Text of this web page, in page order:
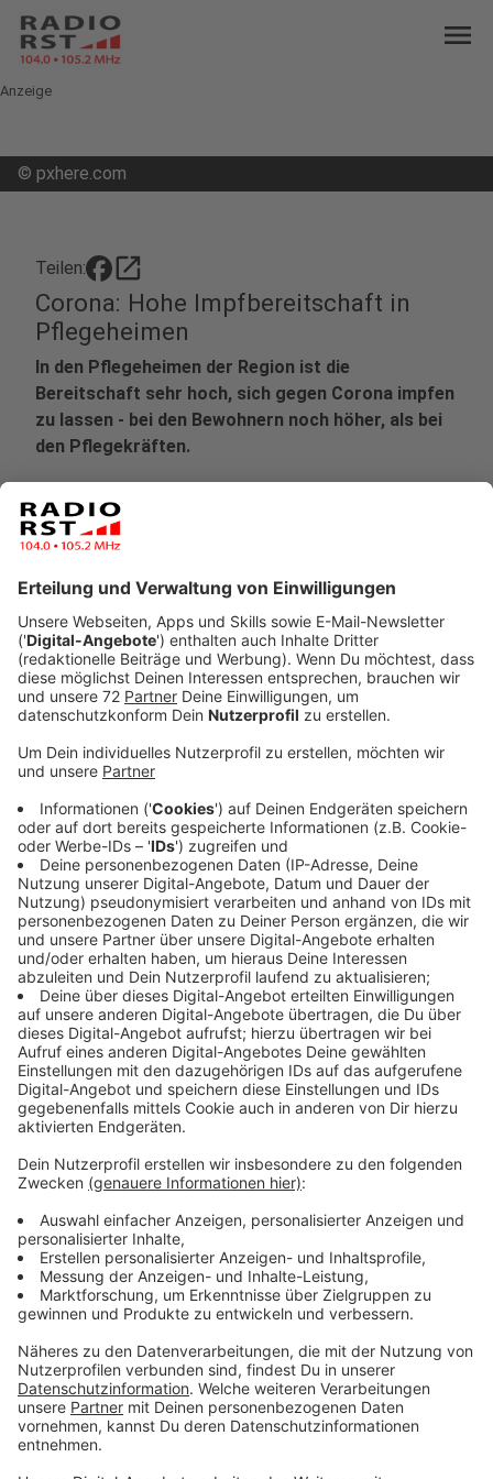
menu
Anzeige
© pxhere.com
Teilen: open_in_new
Corona: Hohe Impfbereitschaft in
Pflegeheimen
In den Pflegeheimen der Region ist die
Bereitschaft sehr hoch, sich gegen Corona impfen
zu lassen - bei den Bewohnern noch höher, als bei
den Pflegekräften.
Anzeige
Nur etwa jede zweite Pflegekraft in Heimen imRaum
Osnabrücklässt sich gegen Corona impfen. Diese
Nachricht ist jetzt durch die Medien gegangen. RADIO
RST hat nachgefragt, wie es mit der Impfbereitschaft
Stadt Münster
In der Stadt Münster gibt es eine extrem hohe
Impfbereitschaft unter den Bewohnern, der Anteil
liegt bei über 95 Prozent. Auch unter den
Pflegekräften ist der Anteil der Impfwilligen deutlich
höher als im Bundesschnitt. Hier sind es mehr als 70
Prozent. Als Gründe, sich nicht impfen zu lassen,
werden Allergien genannt, eine bereits erfolgte
Infektion mit dem Virus, Bedenkzeit und in wenigen
Fällen die grundsätzliche Ablehnung einer Impfung. Die
Bereitschaft wird sich mit fortschreitender,
erfolgreicher Impfphase wohl noch weiter vergrößern.
Die Stadt Münster setzt außerdem auf allen
Öffentlichkeitskanälen ihre Impfkampagne um und
klärt auf.
Die Impfquote liegt bisher bei rund 80 Prozent beim
Personal und etwa 90 Prozent bei den Bewohnern.
Gründe gegen eine Impfung, sind Vorbehalte wegen zu
entwickelt wurde und erst gerade in der Anwendung
ist. Vor den Impfungen wird das Personal in den
Einrichtungen durch die Impfteams über den
Impfstoff und das Vorgehen informiert, was zu einer